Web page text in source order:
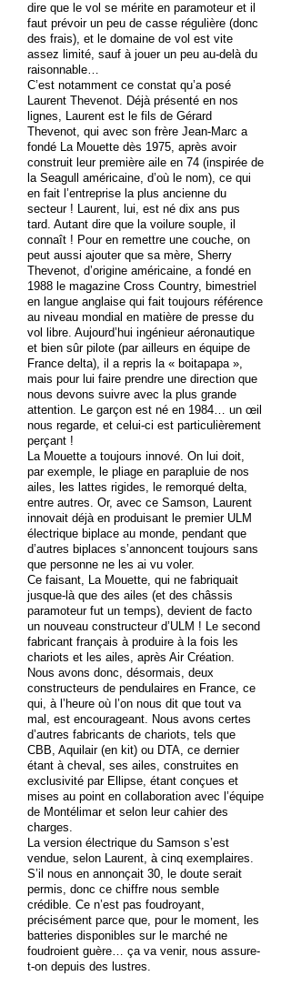
dire que le vol se mérite en paramoteur et il
faut prévoir un peu de casse régulière (donc
des frais), et le domaine de vol est vite
assez limité, sauf à jouer un peu au-delà du
raisonnable…
C’est notamment ce constat qu’a posé
Laurent Thevenot. Déjà présenté en nos
lignes, Laurent est le fils de Gérard
Thevenot, qui avec son frère Jean-Marc a
fondé La Mouette dès 1975, après avoir
construit leur première aile en 74 (inspirée de
la Seagull américaine, d’où le nom), ce qui
en fait l’entreprise la plus ancienne du
secteur ! Laurent, lui, est né dix ans pus
tard. Autant dire que la voilure souple, il
connaît ! Pour en remettre une couche, on
peut aussi ajouter que sa mère, Sherry
Thevenot, d’origine américaine, a fondé en
1988 le magazine Cross Country, bimestriel
en langue anglaise qui fait toujours référence
au niveau mondial en matière de presse du
vol libre. Aujourd’hui ingénieur aéronautique
et bien sûr pilote (par ailleurs en équipe de
France delta), il a repris la « boitapapa »,
mais pour lui faire prendre une direction que
nous devons suivre avec la plus grande
attention. Le garçon est né en 1984… un œil
nous regarde, et celui-ci est particulièrement
perçant !
La Mouette a toujours innové. On lui doit,
par exemple, le pliage en parapluie de nos
ailes, les lattes rigides, le remorqué delta,
entre autres. Or, avec ce Samson, Laurent
innovait déjà en produisant le premier ULM
électrique biplace au monde, pendant que
d’autres biplaces s’annoncent toujours sans
que personne ne les ai vu voler.
Ce faisant, La Mouette, qui ne fabriquait
jusque-là que des ailes (et des châssis
paramoteur fut un temps), devient de facto
un nouveau constructeur d’ULM ! Le second
fabricant français à produire à la fois les
chariots et les ailes, après Air Création.
Nous avons donc, désormais, deux
constructeurs de pendulaires en France, ce
qui, à l’heure où l’on nous dit que tout va
mal, est encourageant. Nous avons certes
d’autres fabricants de chariots, tels que
CBB, Aquilair (en kit) ou DTA, ce dernier
étant à cheval, ses ailes, construites en
exclusivité par Ellipse, étant conçues et
mises au point en collaboration avec l’équipe
de Montélimar et selon leur cahier des
charges.
La version électrique du Samson s’est
vendue, selon Laurent, à cinq exemplaires.
S’il nous en annonçait 30, le doute serait
permis, donc ce chiffre nous semble
crédible. Ce n’est pas foudroyant,
précisément parce que, pour le moment, les
batteries disponibles sur le marché ne
foudroient guère… ça va venir, nous assure-
t-on depuis des lustres.